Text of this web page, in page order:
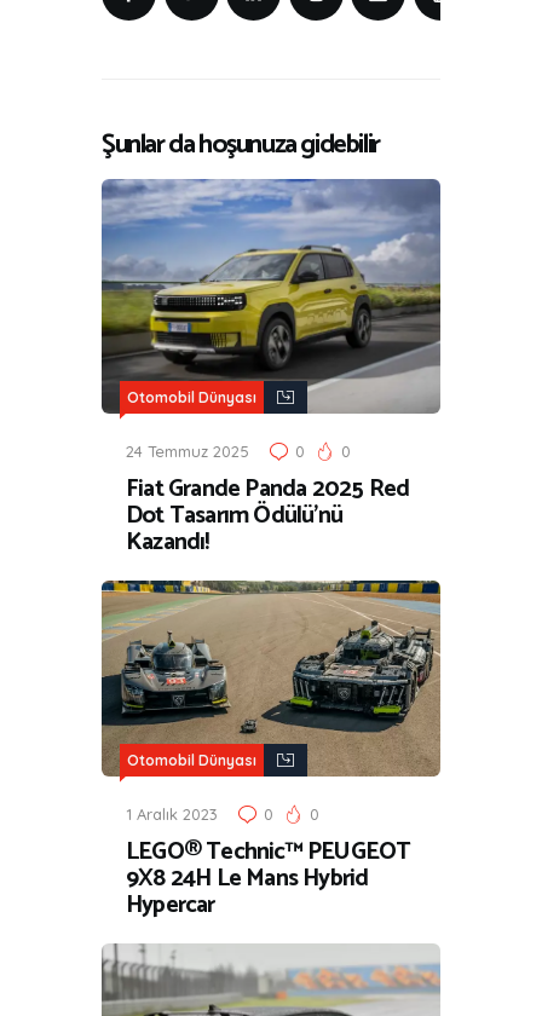
Şunlar da hoşunuza gidebilir
Otomobil Dünyası
24 Temmuz 2025 0 0
Fiat Grande Panda 2025 Red
Dot Tasarım Ödülü’nü
Kazandı!
Otomobil Dünyası
1 Aralık 2023 0 0
LEGO® Technic™ PEUGEOT
9X8 24H Le Mans Hybrid
Hypercar